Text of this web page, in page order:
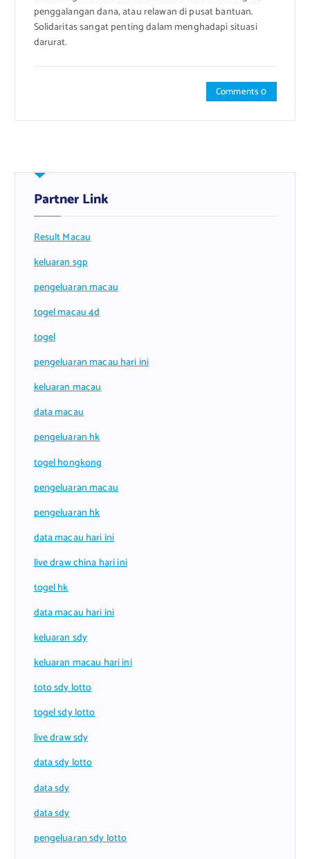
penggalangan dana, atau relawan di pusat bantuan.
Solidaritas sangat penting dalam menghadapi situasi
darurat.
Comments 0
Partner Link
Result Macau
keluaran sgp
pengeluaran macau
togel macau 4d
togel
pengeluaran macau hari ini
keluaran macau
data macau
pengeluaran hk
togel hongkong
pengeluaran macau
pengeluaran hk
data macau hari ini
live draw china hari ini
togel hk
data macau hari ini
keluaran sdy
keluaran macau hari ini
toto sdy lotto
togel sdy lotto
live draw sdy
data sdy lotto
data sdy
data sdy
pengeluaran sdy lotto